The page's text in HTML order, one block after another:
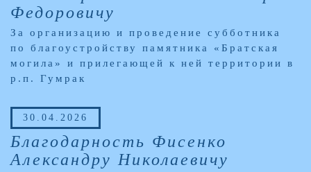
Федоровичу
За организацию и проведение субботника
по благоустройству памятника «Братская
могила» и прилегающей к ней территории в
р.п. Гумрак
30.04.2026
Благодарность Фисенко
Александру Николаевичу